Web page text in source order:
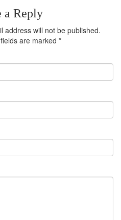
a Reply
address will not be published.
are marked *